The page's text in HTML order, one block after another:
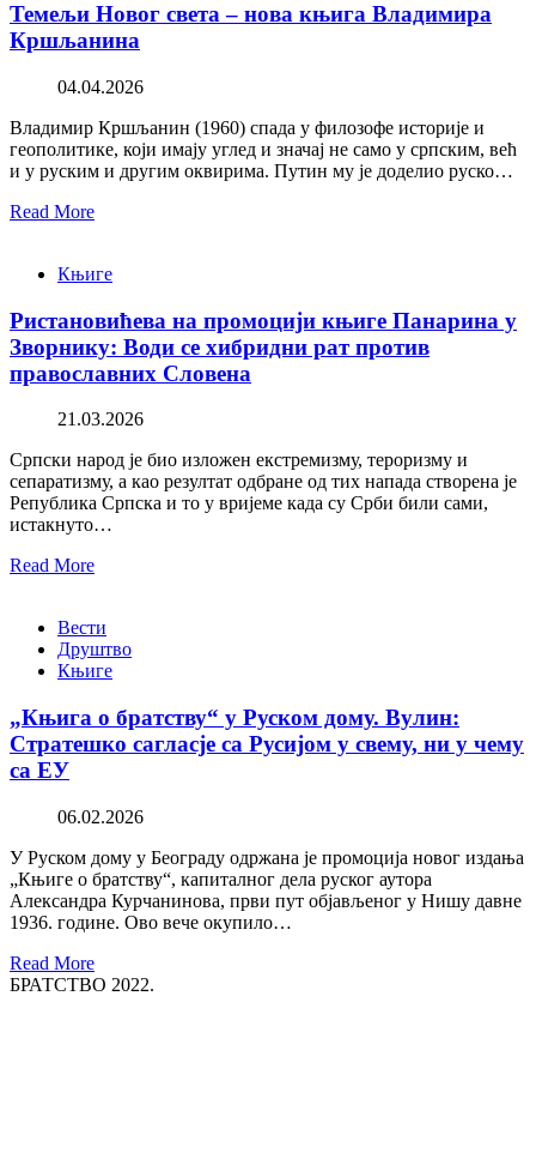
Темељи Новог света – нова књига Владимира
Кршљанина
04.04.2026
Владимир Кршљанин (1960) спада у филозофе историје и
геополитике, који имају углед и значај не само у српским, већ
и у руским и другим оквирима. Путин му је доделио руско…
Read More
Књиге
Ристановићева на промоцији књиге Панарина у
Зворнику: Води се хибридни рат против
православних Словена
21.03.2026
Српски народ је био изложен екстремизму, тероризму и
сепаратизму, а као резултат одбране од тих напада створена је
Република Српска и то у вријеме када су Срби били сами,
истакнуто…
Read More
Вести
Друштво
Књиге
„Књига о братству“ у Руском дому. Вулин:
Стратешко сагласје са Русијом у свему, ни у чему
са ЕУ
06.02.2026
У Руском дому у Београду одржана је промоција новог издања
„Књиге о братству“, капиталног дела руског аутора
Александра Курчанинова, први пут објављеног у Нишу давне
1936. године. Ово вече окупило…
Read More
БРАТСТВО 2022.